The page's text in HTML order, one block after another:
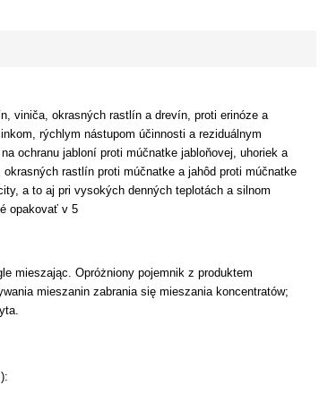
viniča, okrasných rastlín a drevín, proti erinóze a
rýchlym nástupom účinnosti a reziduálnym
ochranu jabloní proti múčnatke jabloňovej, uhoriek a
rastlín proti múčnatke a jahôd proti múčnatke
a to aj pri vysokých denných teplotách a silnom
opakovať v 5
mieszając. Opróżniony pojemnik z produktem
mieszanin zabrania się mieszania koncentratów;